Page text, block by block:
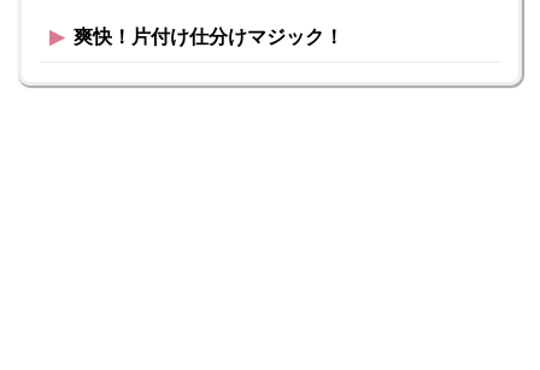
▶︎ 爽快！片付け仕分けマジック！